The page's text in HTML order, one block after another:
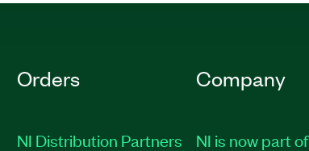
Orders
NI Distribution Partners
Company
NI is now part of